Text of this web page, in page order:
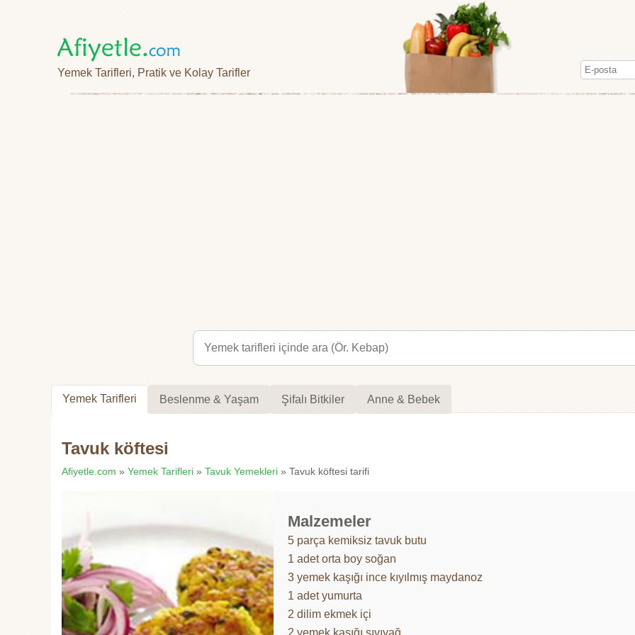
Yemek Tarifleri, Pratik ve Kolay Tarifler
Yemek Tarifleri Beslenme & Yaşam Şifalı Bitkiler Anne & Bebek
Tavuk köftesi
Afiyetle.com » Yemek Tarifleri » Tavuk Yemekleri » Tavuk köftesi tarifi
Malzemeler
5 parça kemiksiz tavuk butu
1 adet orta boy soğan
3 yemek kaşığı ince kıyılmış maydanoz
1 adet yumurta
2 dilim ekmek içi
2 yemek kaşığı sıvıyağ